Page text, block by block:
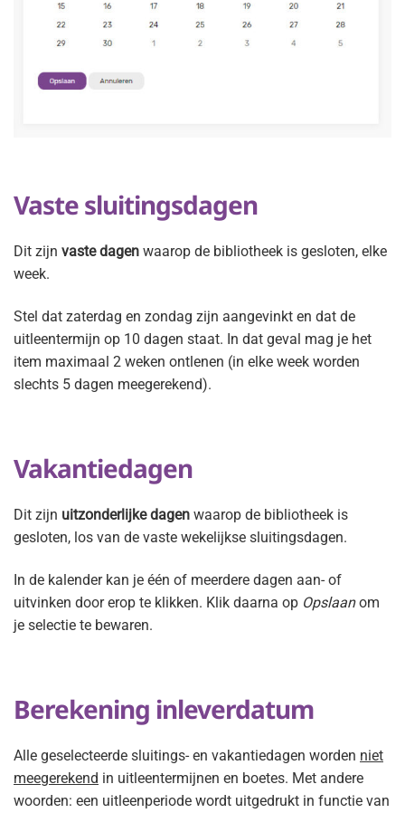
Vaste sluitingsdagen
Dit zijn vaste dagen waarop de bibliotheek is gesloten, elke
week.
Stel dat zaterdag en zondag zijn aangevinkt en dat de
uitleentermijn op 10 dagen staat. In dat geval mag je het
item maximaal 2 weken ontlenen (in elke week worden
slechts 5 dagen meegerekend).
Vakantiedagen
Dit zijn uitzonderlijke dagen waarop de bibliotheek is
gesloten, los van de vaste wekelijkse sluitingsdagen.
In de kalender kan je één of meerdere dagen aan- of
uitvinken door erop te klikken. Klik daarna op Opslaanom
je selectie te bewaren.
Berekening inleverdatum
Alle geselecteerde sluitings- en vakantiedagen worden niet
meegerekend in uitleentermijnen en boetes. Met andere
woorden: een uitleenperiode wordt uitgedrukt in functie van